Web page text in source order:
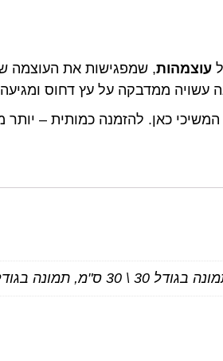
עוצמהות
עשויה ממדבקה על עץ דחוס
להזמנה כמותית – יותר מ 20 תמונות, דברי
בגודל 30 \ 30 ס"מ, תמונה בגודל 20 \ 20 ס"מ